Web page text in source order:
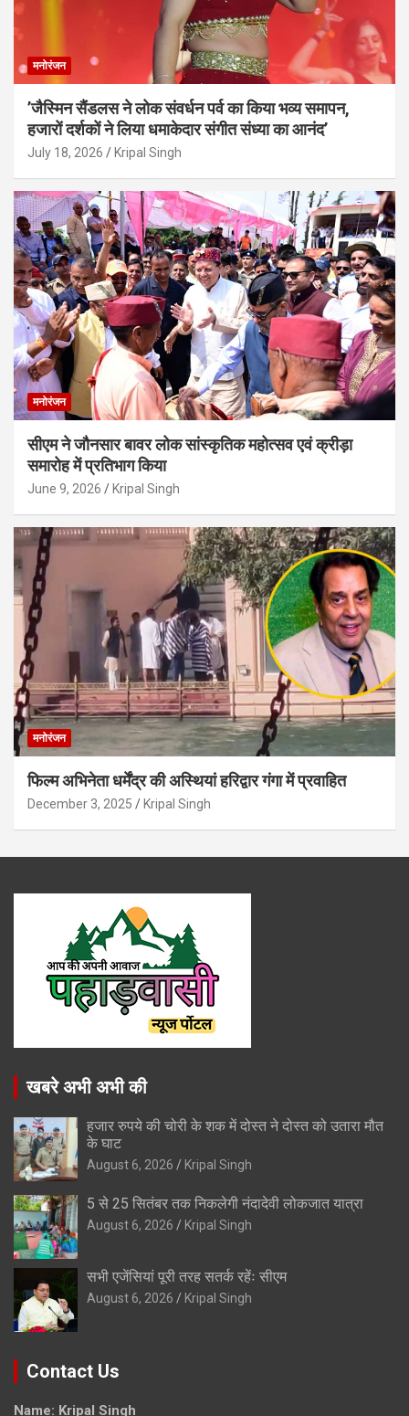
मनोरंजन
’जैस्मिन सैंडलस ने लोक संवर्धन पर्व का किया भव्य समापन,
हजारों दर्शकों ने लिया धमाकेदार संगीत संध्या का आनंद’
July 18, 2026 Kripal Singh
मनोरंजन
सीएम ने जौनसार बावर लोक सांस्कृतिक महोत्सव एवं क्रीड़ा
समारोह में प्रतिभाग किया
June 9, 2026 Kripal Singh
मनोरंजन
फिल्म अभिनेता धर्मेंद्र की अस्थियां हरिद्वार गंगा में प्रवाहित
December 3, 2025 Kripal Singh
खबरे अभी अभी की
हजार रुपये की चोरी के शक में दोस्त ने दोस्त को उतारा मौत
के घाट
August 6, 2026 Kripal Singh
5 से 25 सितंबर तक निकलेगी नंदादेवी लोकजात यात्रा
August 6, 2026 Kripal Singh
सभी एजेंसियां पूरी तरह सतर्क रहेंः सीएम
August 6, 2026 Kripal Singh
Contact Us
Name: Kripal Singh